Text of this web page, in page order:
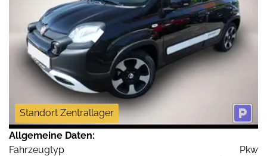
Standort Zentrallager
Allgemeine Daten:
Fahrzeugtyp
Pkw